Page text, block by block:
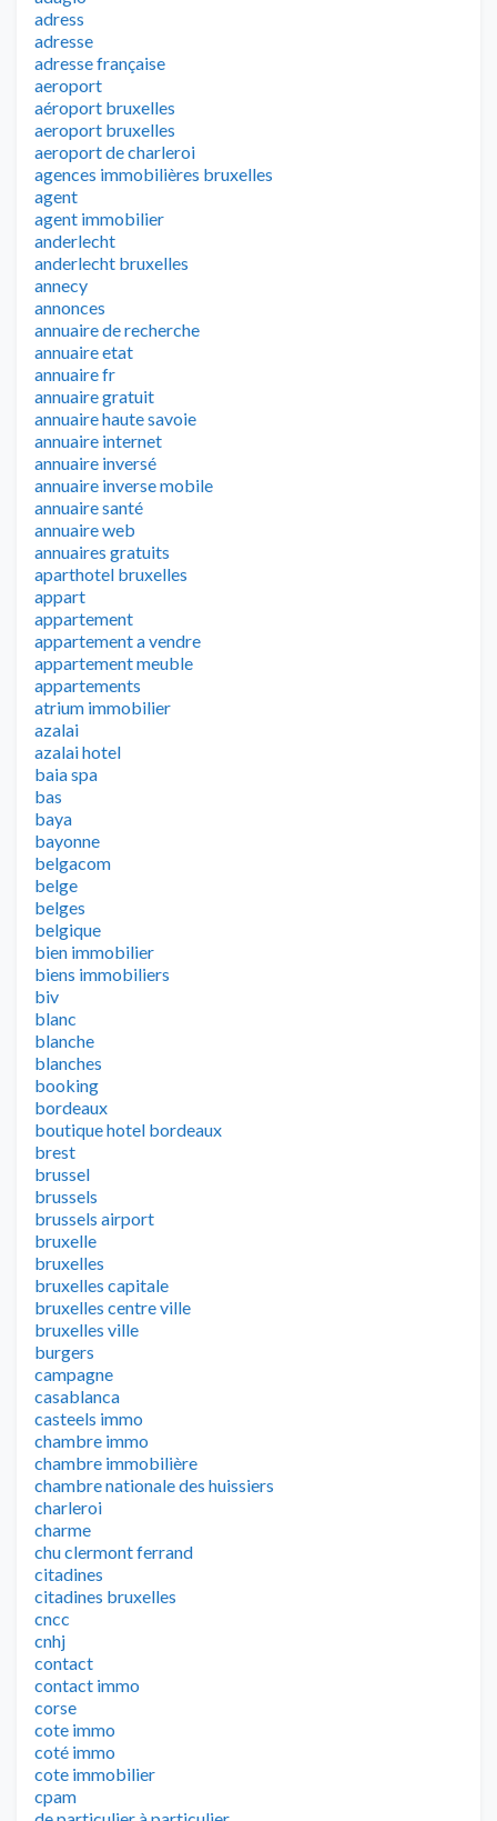
adress
adresse
adresse française
aeroport
aéroport bruxelles
aeroport bruxelles
aeroport de charleroi
agences immobilières bruxelles
agent
agent immobilier
anderlecht
anderlecht bruxelles
annecy
annonces
annuaire de recherche
annuaire etat
annuaire fr
annuaire gratuit
annuaire haute savoie
annuaire internet
annuaire inversé
annuaire inverse mobile
annuaire santé
annuaire web
annuaires gratuits
aparthotel bruxelles
appart
appartement
appartement a vendre
appartement meuble
appartements
atrium immobilier
azalai
azalai hotel
baia spa
bas
baya
bayonne
belgacom
belge
belges
belgique
bien immobilier
biens immobiliers
biv
blanc
blanche
blanches
booking
bordeaux
boutique hotel bordeaux
brest
brussel
brussels
brussels airport
bruxelle
bruxelles
bruxelles capitale
bruxelles centre ville
bruxelles ville
burgers
campagne
casablanca
casteels immo
chambre immo
chambre immobilière
chambre nationale des huissiers
charleroi
charme
chu clermont ferrand
citadines
citadines bruxelles
cncc
cnhj
contact
contact immo
corse
cote immo
coté immo
cote immobilier
cpam